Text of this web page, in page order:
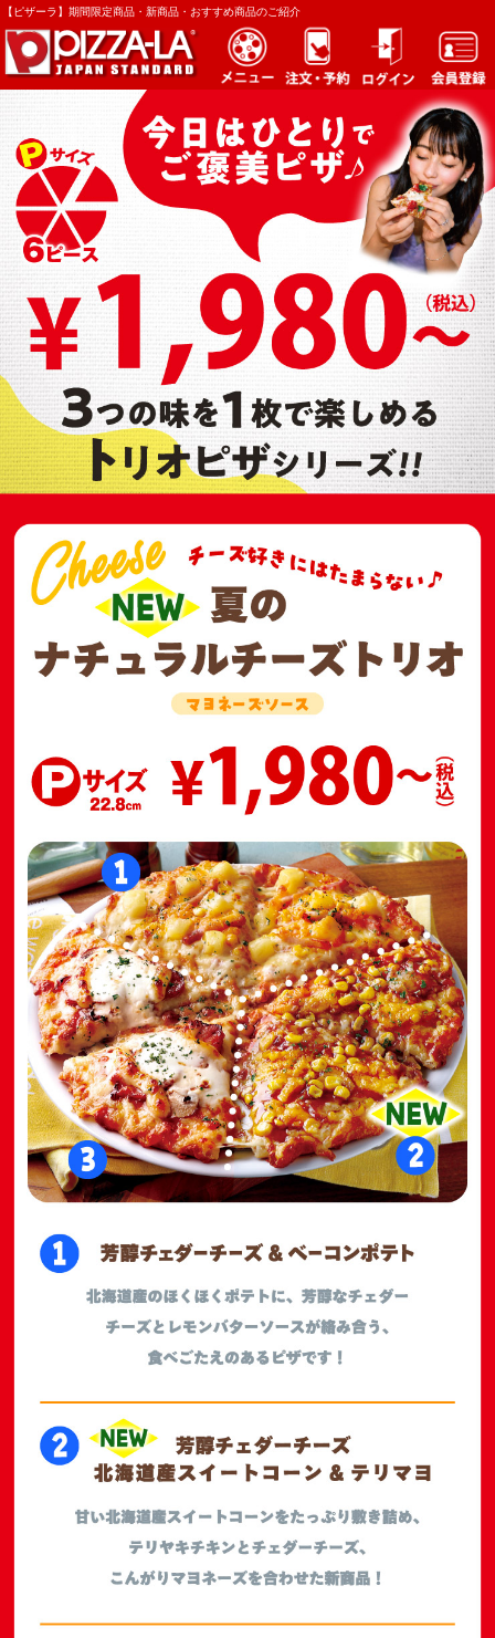
【ピザーラ】期間限定商品・新商品・おすすめ商品のご紹介